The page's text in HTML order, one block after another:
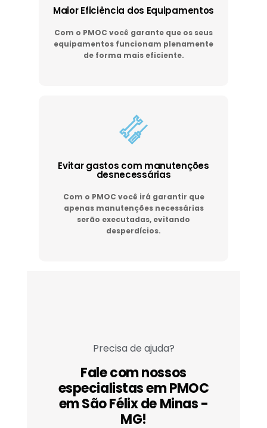
Maior Eficiência dos Equipamentos
Com o PMOC você garante que os seus
equipamentos funcionam plenamente
de forma mais eficiente.
Evitar gastos com manutenções
desnecessárias
Com o PMOC você irá garantir que
apenas manutenções necessárias
serão executadas, evitando
desperdícios.
Precisa de ajuda?
Fale com nossos
especialistas em PMOC
em São Félix de Minas -
MG!